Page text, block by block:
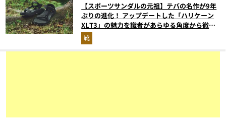
【スポーツサンダルの元祖】テバの名作が9年
ぶりの進化！ アップデートした「ハリケーン
XLT3」の魅力を識者があらゆる角度から徹底
解説！
靴